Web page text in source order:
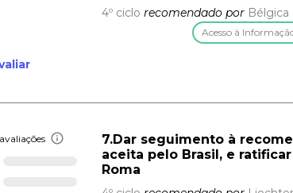
4º ciclo recomendado por Bélgica
Acesso à
avaliações
7.Dar seguimento à
aceita pelo Brasil, e
Roma